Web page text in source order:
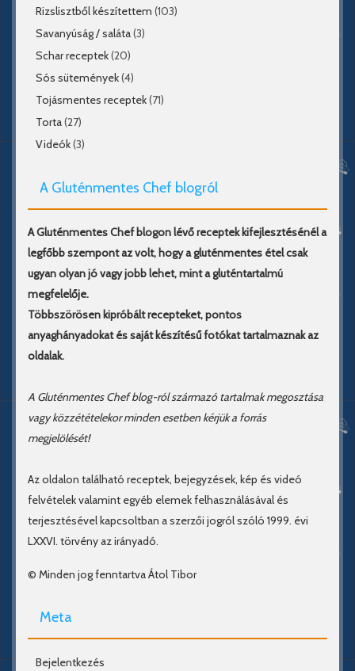
Rizslisztből készítettem (103)
Savanyúság / saláta(3)
Schar receptek(20)
Sós sütemények(4)
Tojásmentes receptek(71)
Torta(27)
Videók(3)
A Gluténmentes Chef blogról
A Gluténmentes Chef blogon lévő receptek kifejlesztésénél a
legfőbb szempont az volt, hogy a gluténmentes étel csak
ugyan olyan jó vagy jobb lehet, mint a gluténtartalmú
megfelelője.
Többszörösen kipróbált recepteket, pontos
anyaghányadokat és saját készítésű fotókat tartalmaznak az
oldalak.
A Gluténmentes Chef blog-ról származó tartalmak megosztása
vagy közzétételekor minden esetben kérjük a forrás
megjelölését!
Az oldalon található receptek, bejegyzések, kép és videó
felvételek valamint egyéb elemek felhasználásával és
terjesztésével kapcsoltban a szerzői jogról szóló 1999. évi
LXXVI. törvény az irányadó.
© Minden jog fenntartva Átol Tibor
Meta
Bejelentkezés